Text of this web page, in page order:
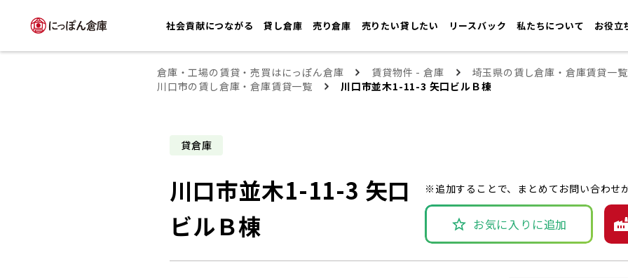
社会貢献につながる 貸し倉庫 売り倉庫 売りたい貸したい リースバック 私たちについて お役立
倉庫・工場の賃貸・売買はにっぽん倉庫 賃貸物件 - 倉庫
埼玉県の賃し倉庫・倉庫賃貸一覧
川口市の賃し倉庫・倉庫賃貸一覧
川口市並木1-11-3 矢口ビルＢ棟
貸倉庫
川口市並木1-11-3 矢口
ビルＢ棟
※追加することで、まとめてお問い合わせ
お気に入りに追加